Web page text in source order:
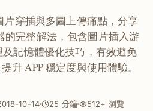
片穿插與多圖上傳痛點，分享
的完整解法，包含圖片插入游
記憶體優化技巧，有效避免
升 APP 穩定度與使用體驗。
10-14 25 分鐘 512+ 瀏覽